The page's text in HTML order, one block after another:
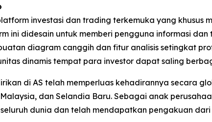
investasi dan trading terkemuka yang
ini didesain untuk memberi pengguna informasi
diagram canggih dan fitur analisis setingkat
dinamis tempat para investor dapat saling
di AS telah memperluas kehadirannya secara
dan Selandia Baru. Sebagai anak
dunia dan telah mendapatkan pengakuan